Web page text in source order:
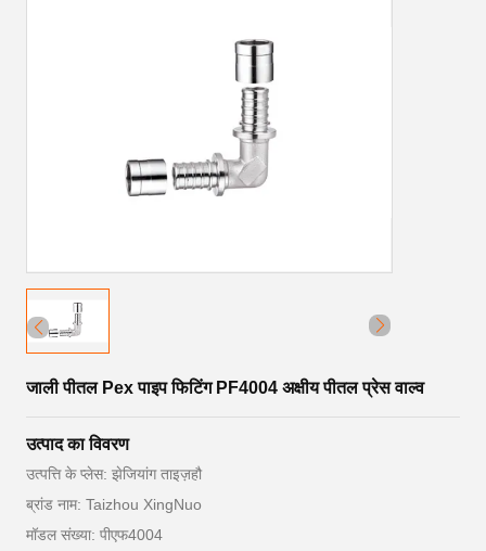
जाली पीतल Pex पाइप फिटिंग PF4004 अक्षीय पीतल प्रेस वाल्व
उत्पाद का विवरण
उत्पत्ति के प्लेस: झेजियांग ताइज़हौ
ब्रांड नाम: Taizhou XingNuo
मॉडल संख्या: पीएफ4004